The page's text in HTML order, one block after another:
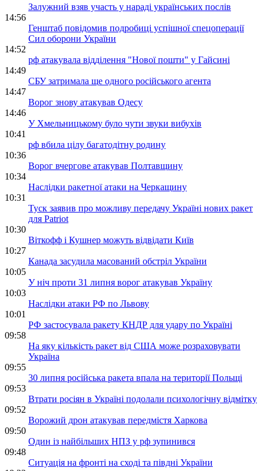
Залужний взяв участь у нараді українських послів
14:56
Генштаб повідомив подробиці успішної спецоперації
Сил оборони України
14:52
рф атакувала відділення "Нової пошти" у Гайсині
14:49
СБУ затримала ще одного російського агента
14:47
Ворог знову атакував Одесу
14:46
У Хмельницькому було чути звуки вибухів
10:41
рф вбила цілу багатодітну родину
10:36
Ворог вчергове атакував Полтавщину
10:34
Наслідки ракетної атаки на Черкащину
10:31
Туск заявив про можливу передачу Україні нових ракет
для Patriot
10:30
Віткофф і Кушнер можуть відвідати Київ
10:27
Канада засудила масований обстріл України
10:05
У ніч проти 31 липня ворог атакував Україну
10:03
Наслідки атаки РФ по Львову
10:01
РФ застосувала ракету КНДР для удару по Україні
09:58
На яку кількість ракет від США може розраховувати
Україна
09:55
30 липня російська ракета впала на території Польщі
09:53
Втрати росіян в Україні подолали психологічну відмітку
09:52
Ворожий дрон атакував передмістя Харкова
09:50
Один із найбільших НПЗ у рф зупинився
09:48
Ситуація на фронті на сході та півдні України